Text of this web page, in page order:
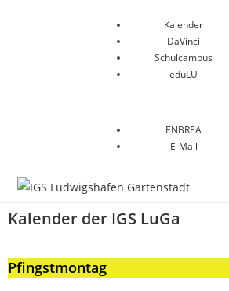
Kalender
DaVinci
Schulcampus
eduLU
ENBREA
E-Mail
Kalender der IGS LuGa
Pfingstmontag